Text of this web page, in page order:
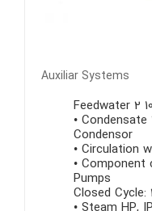
Auxiliar Systems
Feedwater 2
•
Condensor
• Circulation
• Component
Pumps
Closed Cycle: